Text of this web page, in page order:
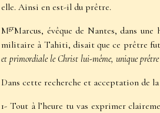
elle. Ainsi en est-il du prêtre.
MgrMarcus, évêque de Nantes, dans
militaire à Tahiti, disait que ce prêtre
et primordiale le Christ lui-même, unique
Dans cette recherche et acceptation de
1- Tout à l’heure tu vas exprimer